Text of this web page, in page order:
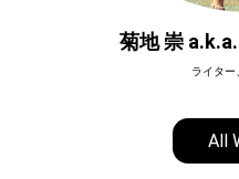
菊地 崇
ライター
All